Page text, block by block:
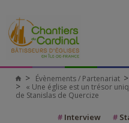
Chantiers
du
Cardinal
Évènements / Partenariat
« Une église est un trésor
de Stanislas de Quercize
# Interview #